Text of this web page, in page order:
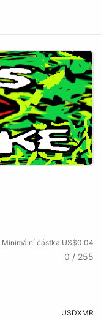
Minimální částka US$0.04
0 / 255
USDXMR